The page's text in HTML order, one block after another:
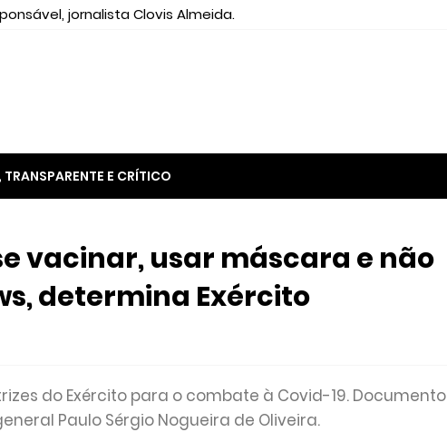
jornalista Clovis Almeida.
E CRÍTICO
vacinar, usar máscara e não
determina Exército
do Exército para o combate à Covid-19. Documento
Paulo Sérgio Nogueira de Oliveira.